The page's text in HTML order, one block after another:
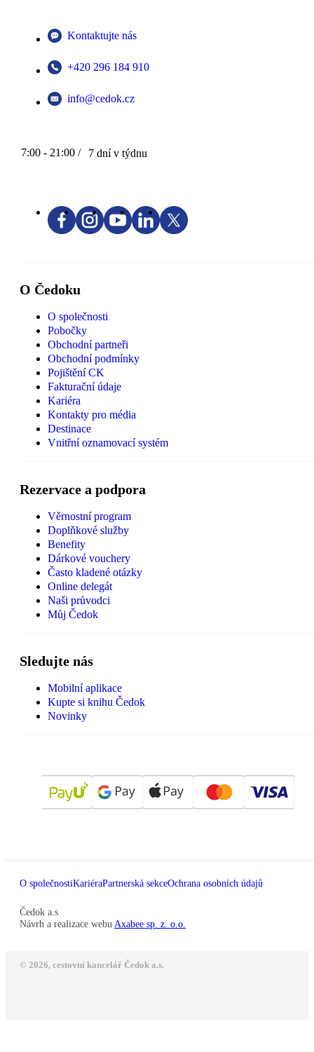
Kontaktujte nás
+420 296 184 910
info@cedok.cz
7:00 - 21:00 / 7 dní v týdnu
O Čedoku
O společnosti
Pobočky
Obchodní partneři
Obchodní podmínky
Pojištění CK
Fakturační údaje
Kariéra
Kontakty pro média
Destinace
Vnitřní oznamovací systém
Rezervace a podpora
Věrnostní program
Doplňkové služby
Benefity
Dárkové vouchery
Často kladené otázky
Online delegát
Naši průvodci
Můj Čedok
Sledujte nás
Mobilní aplikace
Kupte si knihu Čedok
Novinky
O společnostiKariéraPartnerská sekceOchrana osobních údajů
Čedok a.s
Návrh a realizace webu Axabee sp. z. o.o.
© 2026, cestovní kancelář Čedok a.s.